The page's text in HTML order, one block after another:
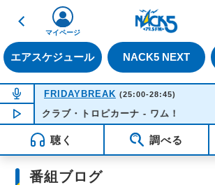
戻る
エアスケジュール NACK5 NEXT
マイページ
NOW ON AIR
FRIDAYBREAK (25:00-28:45)
NOW PLAYING02:00
クラブ・トロピカーナ - ワム！
聴く 調べる
番組ブログ